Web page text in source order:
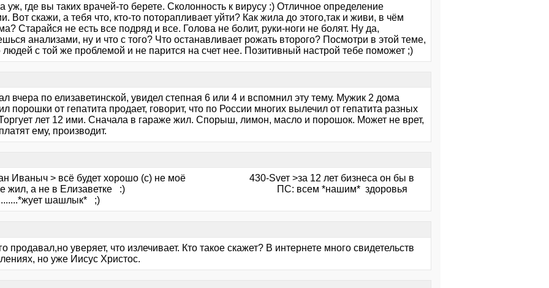
уж, где вы таких врачей-то берете. Сколонность к вирусу :) Отличное определение
Вот скажи, а тебя что, кто-то поторапливает уйти? Как жила до этого,так и живи, в чём
Старайся не есть все подряд и все. Голова не болит, руки-ноги не болят. Ну да,
анализами, ну и что с того? Что останавливает рожать второго? Посмотри в этой теме,
людей с той же проблемой и не парится на счет нее. Позитивный настрой тебе поможет ;)
вчера по елизаветинской, увидел степная 6 или 4 и вспомнил эту тему. Мужик 2 дома
порошки от гепатита продает, говорит, что по России многих вылечил от гепатита разных
лет 12 ими. Сначала в гараже жил. Спорыш, лимон, масло и порошок. Может не врет,
ему, производит.
Иваныч > всё будет хорошо (с) не моё 430-Svет >за 12 лет бизнеса он бы в
жил, а не в Елизаветке :) ПС: всем *нашим* здоровья
шашлык* ;)
продавал,но уверяет, что излечивает. Кто такое скажет? В интернете много свидетельств
но уже Иисус Христос.